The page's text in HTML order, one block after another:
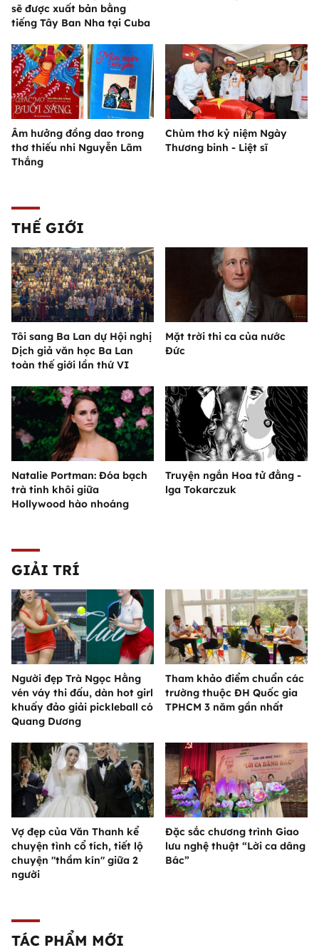
sẽ được xuất bản bằng
tiếng Tây Ban Nha tại Cuba
Âm hưởng đồng dao trong
thơ thiếu nhi Nguyễn Lãm
Thắng
Chùm thơ kỷ niệm Ngày
Thương binh - Liệt sĩ
THẾ GIỚI
Tôi sang Ba Lan dự Hội nghị
Dịch giả văn học Ba Lan
toàn thế giới lần thứ VI
Mặt trời thi ca của nước
Đức
Natalie Portman: Đóa bạch
trà tinh khôi giữa
Hollywood hào nhoáng
Truyện ngắn Hoa tử đằng -
lga Tokarczuk
GIẢI TRÍ
Người đẹp Trà Ngọc Hằng
vén váy thi đấu, dàn hot girl
khuấy đảo giải pickleball có
Quang Dương
Tham khảo điểm chuẩn các
trường thuộc ĐH Quốc gia
TPHCM 3 năm gần nhất
Vợ đẹp của Văn Thanh kể
chuyện tình cổ tích, tiết lộ
chuyện "thầm kín" giữa 2
người
Đặc sắc chương trình Giao
lưu nghệ thuật “Lời ca dâng
Bác”
TÁC PHẨM MỚI